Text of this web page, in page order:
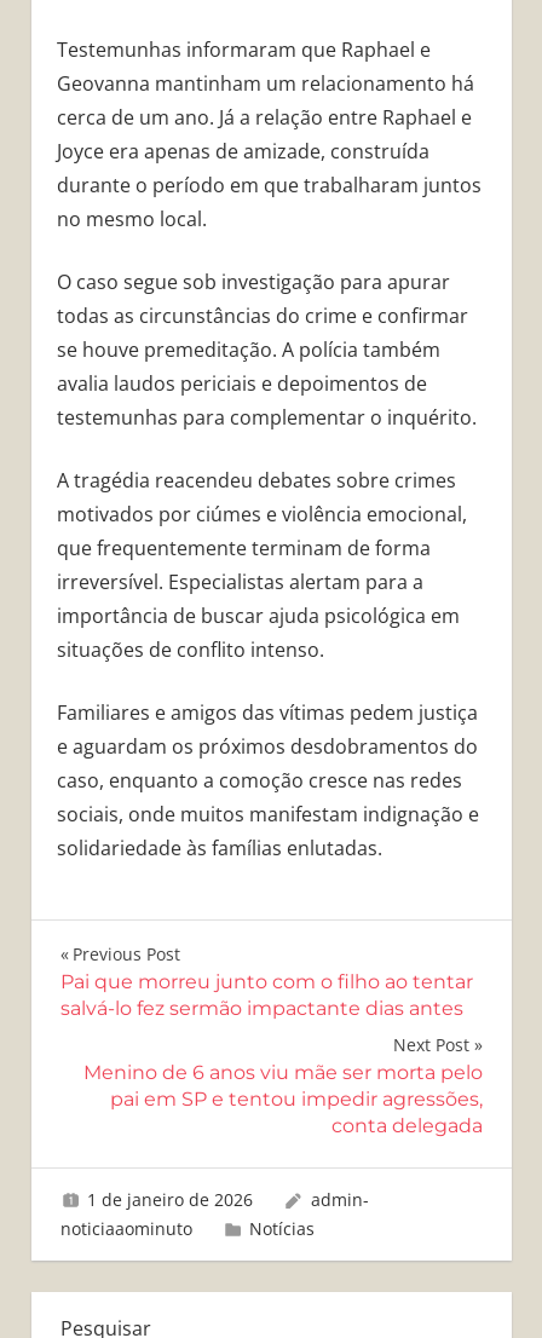
Testemunhas informaram que Raphael e
Geovanna mantinham um relacionamento há
cerca de um ano. Já a relação entre Raphael e
Joyce era apenas de amizade, construída
durante o período em que trabalharam juntos
no mesmo local.
O caso segue sob investigação para apurar
todas as circunstâncias do crime e confirmar
se houve premeditação. A polícia também
avalia laudos periciais e depoimentos de
testemunhas para complementar o inquérito.
A tragédia reacendeu debates sobre crimes
motivados por ciúmes e violência emocional,
que frequentemente terminam de forma
irreversível. Especialistas alertam para a
importância de buscar ajuda psicológica em
situações de conflito intenso.
Familiares e amigos das vítimas pedem justiça
e aguardam os próximos desdobramentos do
caso, enquanto a comoção cresce nas redes
sociais, onde muitos manifestam indignação e
solidariedade às famílias enlutadas.
Navegação
de
Post
Previous Post
Pai que morreu junto com o filho ao tentar
salvá-lo fez sermão impactante dias antes
Next Post
Menino de 6 anos viu mãe ser morta pelo
pai em SP e tentou impedir agressões,
conta delegada
1 de janeiro de 2026
admin-
noticiaaominuto
Notícias
Pesquisar